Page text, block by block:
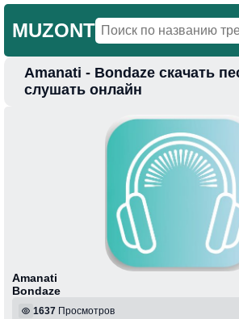
MUZONT
Главная
Amanati - Bondaze скачать
слушать онлайн
Amanati
Bondaze
1637 Просмотров